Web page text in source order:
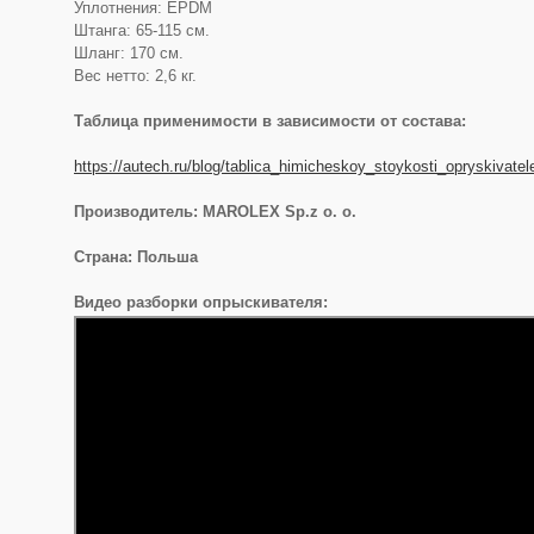
Уплотнения: EPDM
Штанга: 65-115 см.
Шланг: 170 см.
Вес нетто: 2,6 кг.
Таблица применимости в зависимости от состава:
https://autech.ru/blog/
Производитель: MAROLEX Sp.z o. o.
Страна: Польша
Видео разборки опрыскивателя: